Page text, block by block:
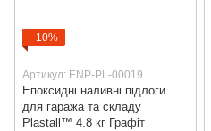
−10%
Артикул: ENP-PL-00019
Епоксидні наливні підлоги
для гаража та складу
Plastall™ 4.8 кг Графіт